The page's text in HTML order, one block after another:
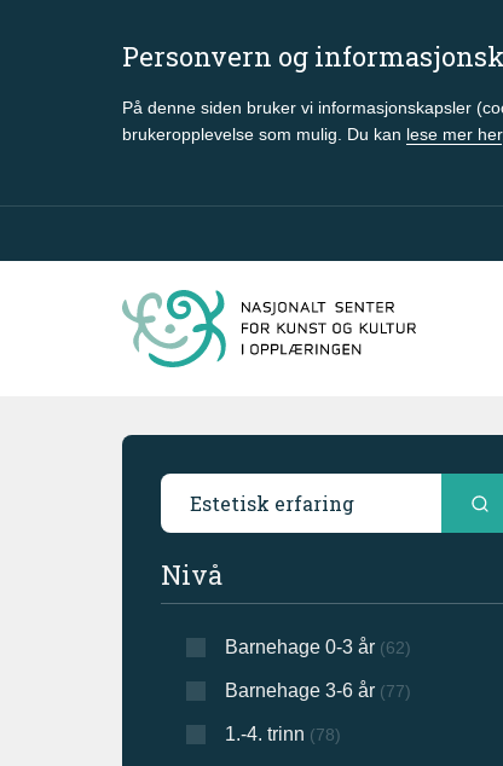
Personvern og
På denne siden bruker vi informasjonskapsler
brukeropplevelse som mulig. Du kan lese mer her.
Gå til hovedinnhold
Søkeresultater
Søk i ressursbasen
Nivå
Barnehage 0-3 år(62)
Barnehage 3-6 år(77)
1.-4. trinn (78)